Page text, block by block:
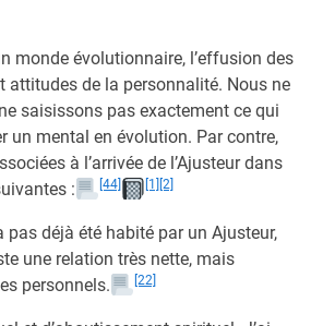
monde évolutionnaire, l’effusion des
attitudes de la personnalité. Nous ne
saisissons pas exactement ce qui
un mental en évolution. Par contre,
à l’arrivée de l’Ajusteur dans
:
[44] [1] [2]
pas déjà été habité par un Ajusteur,
une relation très nette, mais
personnels.
[22]